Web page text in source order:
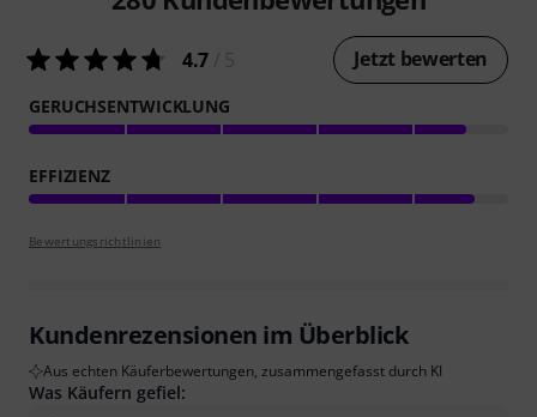
4.7 Jetzt bewerten
GERUCHSENTWICKLUNG
EFFIZIENZ
Bewertungsrichtlinien
Kundenrezensionen im Überblick
Aus echten Käuferbewertungen, zusammengefasst durch KI
Was Käufern gefiel: